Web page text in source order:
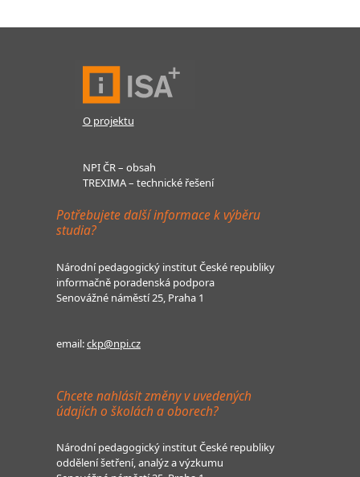
O projektu
NPI ČR – obsah
TREXIMA – technické řešení
Potřebujete další informace k výběru
studia?
Národní pedagogický institut České republiky
informačně poradenská podpora
Senovážné náměstí 25, Praha 1
email:ckp@npi.cz
Chcete nahlásit změny v uvedených
údajích o školách a oborech?
Národní pedagogický institut České republiky
oddělení šetření, analýz a výzkumu